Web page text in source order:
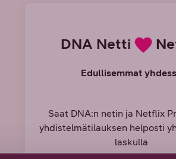
DNA Netti
Edullisemmat
Saat DNA:n netin ja Netflix
yhdistelmätilauksen helposti
laskulla